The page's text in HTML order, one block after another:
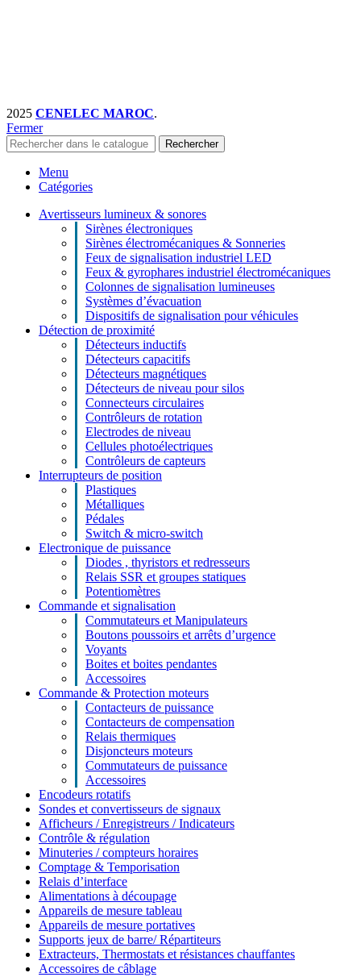
2025 CENELEC MAROC.
Fermer
Rechercher
Menu
Catégories
Avertisseurs lumineux & sonores
Sirènes électroniques
Sirènes électromécaniques & Sonneries
Feux de signalisation industriel LED
Feux & gyrophares industriel électromécaniques
Colonnes de signalisation lumineuses
Systèmes d’évacuation
Dispositifs de signalisation pour véhicules
Détection de proximité
Détecteurs inductifs
Détecteurs capacitifs
Détecteurs magnétiques
Détecteurs de niveau pour silos
Connecteurs circulaires
Contrôleurs de rotation
Electrodes de niveau
Cellules photoélectriques
Contrôleurs de capteurs
Interrupteurs de position
Plastiques
Métalliques
Pédales
Switch & micro-switch
Electronique de puissance
Diodes , thyristors et redresseurs
Relais SSR et groupes statiques
Potentiomètres
Commande et signalisation
Commutateurs et Manipulateurs
Boutons poussoirs et arrêts d’urgence
Voyants
Boites et boites pendantes
Accessoires
Commande & Protection moteurs
Contacteurs de puissance
Contacteurs de compensation
Relais thermiques
Disjoncteurs moteurs
Commutateurs de puissance
Accessoires
Encodeurs rotatifs
Sondes et convertisseurs de signaux
Afficheurs / Enregistreurs / Indicateurs
Contrôle & régulation
Minuteries / compteurs horaires
Comptage & Temporisation
Relais d’interface
Alimentations à découpage
Appareils de mesure tableau
Appareils de mesure portatives
Supports jeux de barre/ Répartiteurs
Extracteurs, Thermostats et résistances chauffantes
Accessoires de câblage